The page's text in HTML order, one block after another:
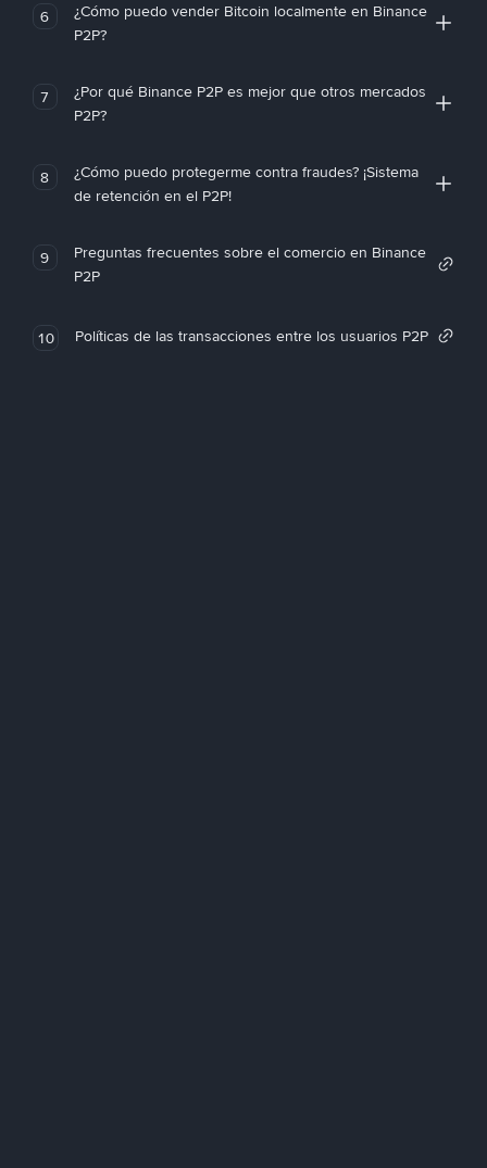
6
¿Cómo puedo vender Bitcoin localmente en Binance
P2P?
7
¿Por qué Binance P2P es mejor que otros mercados
P2P?
8
¿Cómo puedo protegerme contra fraudes? ¡Sistema
de retención en el P2P!
9
Preguntas frecuentes sobre el comercio en Binance
P2P
10 Políticas de las transacciones entre los usuarios P2P